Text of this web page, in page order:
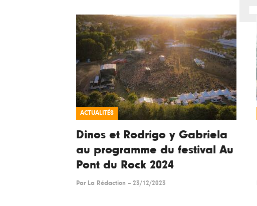
ACTUALITÉS
Dinos et Rodrigo y Gabriela
au programme du festival Au
Pont du Rock 2024
Par La Rédaction -- 23/12/2023